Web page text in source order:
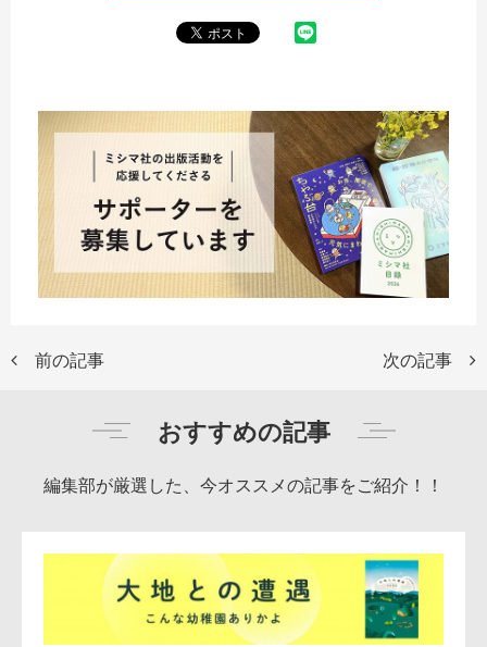
前の記事 次の記事
おすすめの記事
編集部が厳選した、今オススメの記事をご紹介！！